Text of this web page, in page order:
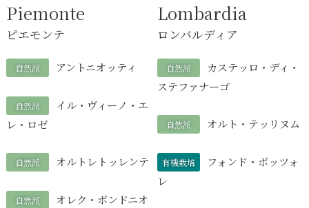
Piemonte
ピエモンテ
自然派 アントニオッティ
自然派
イル・ヴィーノ・エ
レ・ロゼ
自然派 オルトレトッレンテ
自然派 オレク・ボンドニオ
Lombardia
ロンバルディア
自然派
カステッロ・ディ・
ステファナーゴ
自然派 オルト・テッリヌム
有機栽培
フォンド・ボッツォ
レ